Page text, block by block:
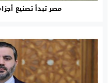
مصر تبدأ تصنيع